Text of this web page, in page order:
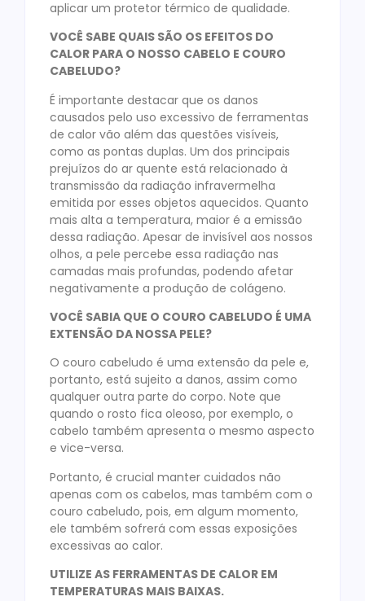
aplicar um protetor térmico de qualidade.
VOCÊ SABE QUAIS SÃO OS EFEITOS DO
CALOR PARA O NOSSO CABELO E COURO
CABELUDO?
É importante destacar que os danos
causados pelo uso excessivo de ferramentas
de calor vão além das questões visíveis,
como as pontas duplas. Um dos principais
prejuízos do ar quente está relacionado à
transmissão da radiação infravermelha
emitida por esses objetos aquecidos. Quanto
mais alta a temperatura, maior é a emissão
dessa radiação. Apesar de invisível aos nossos
olhos, a pele percebe essa radiação nas
camadas mais profundas, podendo afetar
negativamente a produção de colágeno.
VOCÊ SABIA QUE O COURO CABELUDO É UMA
EXTENSÃO DA NOSSA PELE?
O couro cabeludo é uma extensão da pele e,
portanto, está sujeito a danos, assim como
qualquer outra parte do corpo. Note que
quando o rosto fica oleoso, por exemplo, o
cabelo também apresenta o mesmo aspecto
e vice-versa.
Portanto, é crucial manter cuidados não
apenas com os cabelos, mas também com o
couro cabeludo, pois, em algum momento,
ele também sofrerá com essas exposições
excessivas ao calor.
UTILIZE AS FERRAMENTAS DE CALOR EM
TEMPERATURAS MAIS BAIXAS.